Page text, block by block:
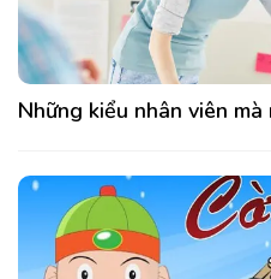
Những kiểu nhân viên